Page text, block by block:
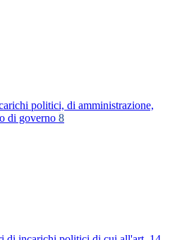
politici, di amministrazione,
di governo 8